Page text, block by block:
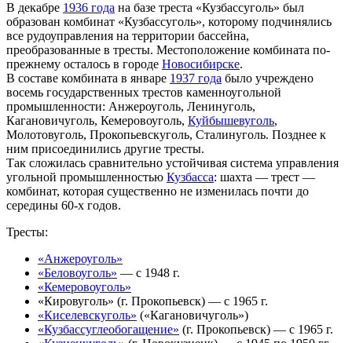
В декабре 1936 года на базе треста «Кузбассуголь» был
образован комбинат «Кузбассуголь», которому подчинялись
все рудоуправления на территории бассейна,
преобразованные в тресты. Местоположение комбината по-
прежнему осталось в городе Новосибирске.
В составе комбината в январе 1937 года было учреждено
восемь государственных трестов каменноугольной
промышленности: Анжероуголь, Ленинуголь,
Кагановичуголь, Кемеровоуголь, Куйбышевуголь,
Молотовуголь, Прокопьевскуголь, Сталинуголь. Позднее к
ним присоединились другие тресты.
Так сложилась сравнительно устойчивая система управления
угольной промышленностью Кузбасса: шахта — трест —
комбинат, которая существенно не изменилась почти до
середины 60-х годов.
Тресты:
«Анжероуголь»
«Беловоуголь» — с 1948 г.
«Кемеровоуголь»
«Кировуголь» (г. Прокопьевск) — с 1965 г.
«Киселевскуголь» («Кагановичуголь»)
«Кузбассуглеобогащение» (г. Прокопьевск) — с 1965 г.